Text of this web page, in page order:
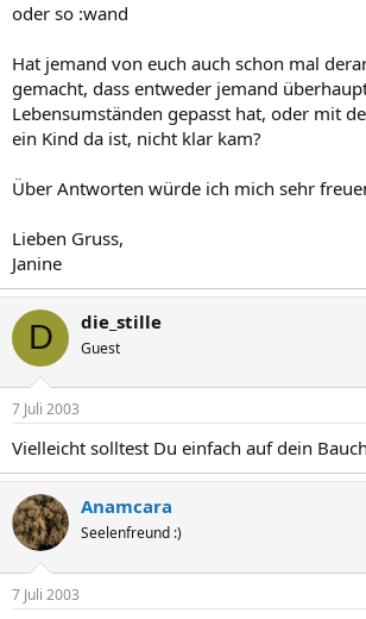
oder so :wand
Hat jemand von euch auch schon mal
gemacht, dass entweder jemand
Lebensumständen gepasst hat, oder mit
ein Kind da ist, nicht klar kam?
Über Antworten würde ich mich sehr
Lieben Gruss,
Janine
D die_stille
Guest
7 Juli 2003
Vielleicht solltest Du einfach auf dein
Anamcara
Seelenfreund :)
7 Juli 2003